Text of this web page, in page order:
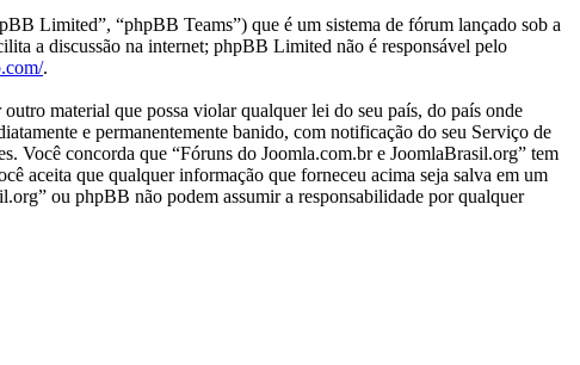
Limited”, “phpBB Teams”) que é um sistema de fórum lançado sob a
a discussão na internet; phpBB Limited não é responsável pelo
.
material que possa violar qualquer lei do seu país, do país onde
e permanentemente banido, com notificação do seu Serviço de
Você concorda que “Fóruns do Joomla.com.br e JoomlaBrasil.org” tem
aceita que qualquer informação que forneceu acima seja salva em um
ou phpBB não podem assumir a responsabilidade por qualquer